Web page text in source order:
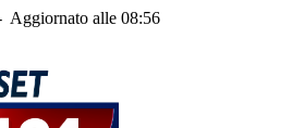
Aggiornato alle 08:56